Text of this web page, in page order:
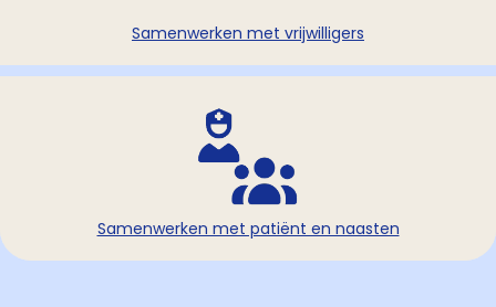
Samenwerken met vrijwilligers
Samenwerken met patiënt en naasten